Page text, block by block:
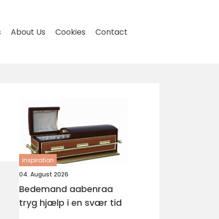
About Us Cookies Contact
inspiration
04. August 2026
Bedemand aabenraa
tryg hjælp i en svær tid